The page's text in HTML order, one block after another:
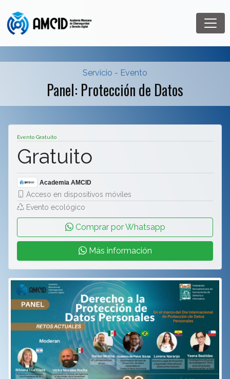
Servicio - Evento
Panel: Protección de Datos
Evento Gratuito
Gratuito
Academia AMCID
Acceso en dispositivos móviles
Evento ecológico
Comprar por Whatsapp
Más información